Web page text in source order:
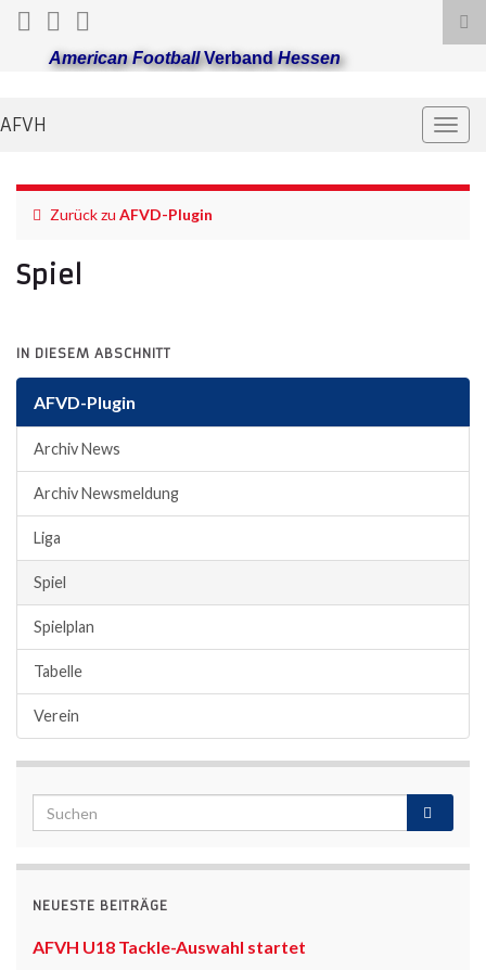
American FootballVerbandHessen
AFVH
Zurück zu AFVD-Plugin
Spiel
IN DIESEM ABSCHNITT
AFVD-Plugin
Archiv News
Archiv Newsmeldung
Liga
Spiel
Spielplan
Tabelle
Verein
NEUESTE BEITRÄGE
AFVH U18 Tackle-Auswahl startet